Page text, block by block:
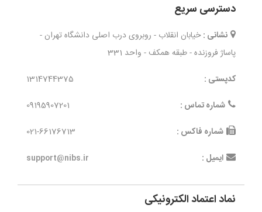
دسترسی سریع
نشانی : خیابان انقلاب - روبروی درب اصلی دانشگاه تهران -
پاساژ فروزنده - طبقه همکف - واحد 331
کدپستی :
1314744375
شماره تماس :
09195907201
شماره فاکس :
021-66176713
ایمیل :
support@nibs.ir
نماد اعتماد الکترونیکی